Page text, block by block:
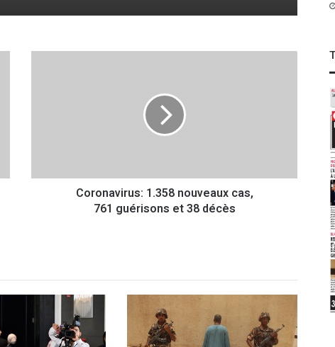
r
5
8
o
Coronavirus: 1.358 nouveaux cas,
761 guérisons et 38 décès